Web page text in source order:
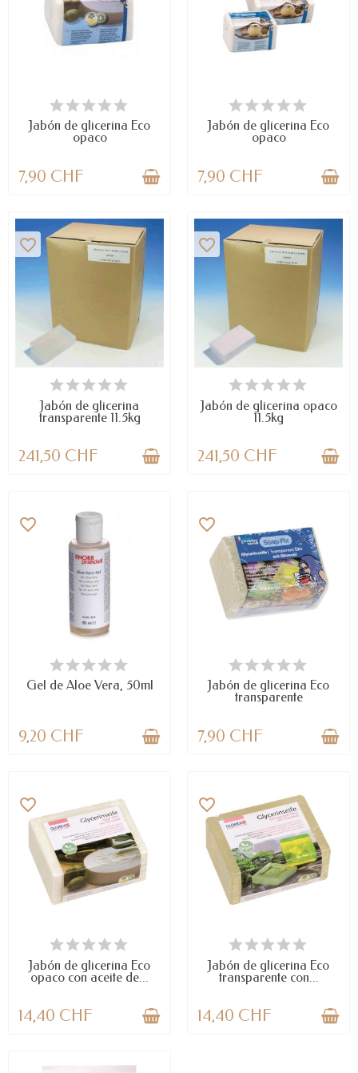
LAST ITEMS IN STOCK
Jabón de glicerina Eco
opaco
7,90 CHF
DISPONIBLE
Jabón de glicerina Eco
opaco
7,90 CHF
DISPONIBLE
favorite_border
Jabón de glicerina
transparente 11.5kg
241,50 CHF
DISPONIBLE
favorite_border
Jabón de glicerina opaco
11.5kg
241,50 CHF
DISPONIBLE
favorite_border
Gel de Aloe Vera, 50ml
9,20 CHF
DISPONIBLE
favorite_border
Jabón de glicerina Eco
transparente
7,90 CHF
DISPONIBLE
favorite_border
Jabón de glicerina Eco
opaco con aceite de...
14,40 CHF
DISPONIBLE
favorite_border
Jabón de glicerina Eco
transparente con...
14,40 CHF